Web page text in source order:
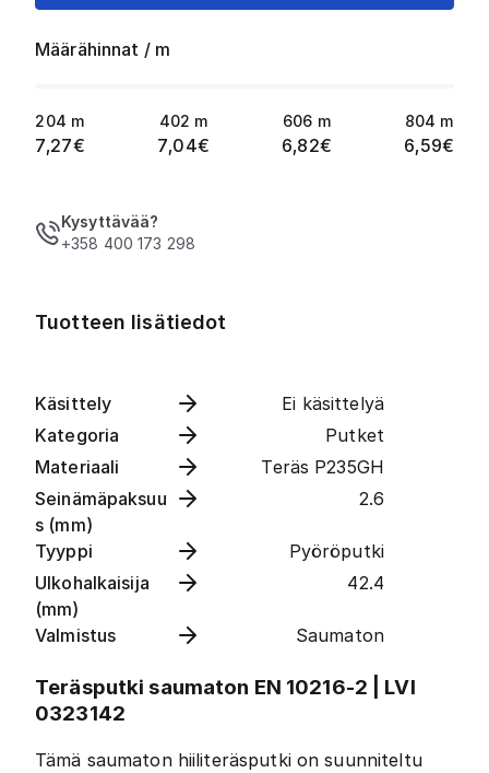
Määrähinnat / m
204 m
7,27€
402 m
7,04€
606 m
6,82€
804 m
6,59€
Kysyttävää?
+358 400 173 298
Tuotteen lisätiedot
Käsittely
Ei käsittelyä
Kategoria
Putket
Materiaali
Teräs P235GH
Seinämäpaksuu
s (mm)
2.6
Tyyppi
Pyöröputki
Ulkohalkaisija
(mm)
42.4
Valmistus Saumaton
Teräsputki saumaton EN 10216-2 | LVI
0323142
Tämä saumaton hiiliteräsputki on suunniteltu